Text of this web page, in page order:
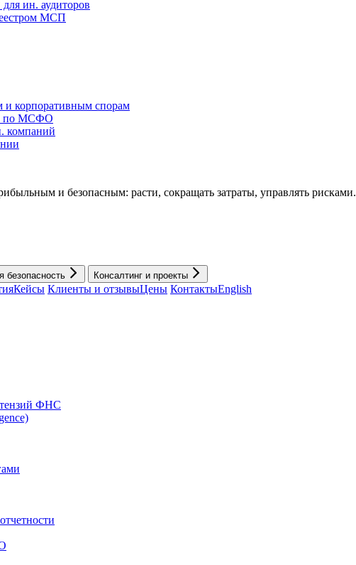
ин. аудиторов
МСП
и корпоративным спорам
по МСФО
компаний
и безопасным: расти, cокращать затраты, управлять рисками.
безопасность Консалтинг и проекты
Кейсы Клиенты и отзывыЦены КонтактыEnglish
ФНС